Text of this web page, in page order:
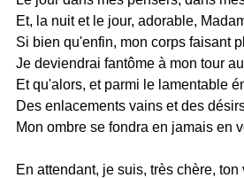
Et, la nuit et le jour, adorable,
Si bien qu'enfin, mon corps faisant
Je deviendrai fantôme à mon tour
Et qu'alors, et parmi le lamentable
Des enlacements vains et des
Mon ombre se fondra en jamais en
En attendant, je suis, très chère, ton